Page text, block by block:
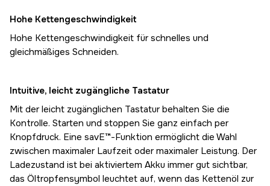
Hohe Kettengeschwindigkeit
Hohe Kettengeschwindigkeit für schnelles und
gleichmäßiges Schneiden.
Intuitive, leicht zugängliche Tastatur
Mit der leicht zugänglichen Tastatur behalten Sie die
Kontrolle. Starten und stoppen Sie ganz einfach per
Knopfdruck. Eine savE™-Funktion ermöglicht die Wahl
zwischen maximaler Laufzeit oder maximaler Leistung. Der
Ladezustand ist bei aktiviertem Akku immer gut sichtbar,
das Öltropfensymbol leuchtet auf, wenn das Kettenöl zur